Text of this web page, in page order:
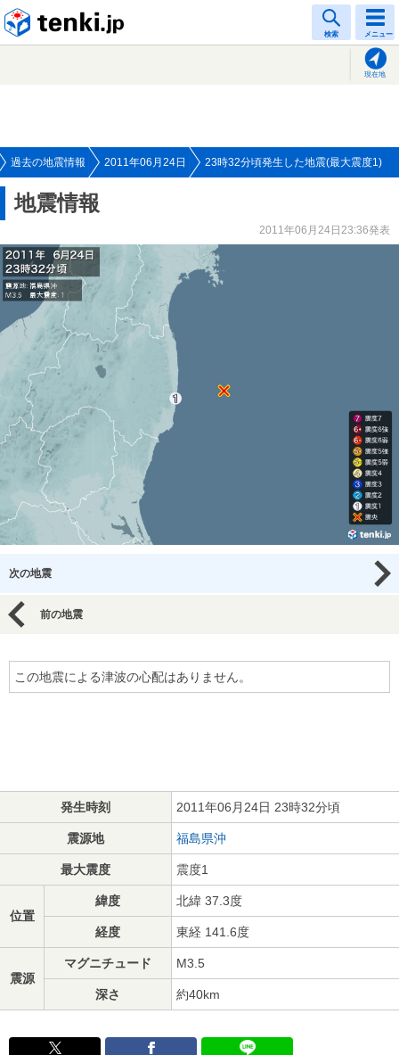
検索 メニュー
現在地
過去の地震情報 2011年06月24日 23時32分頃発生した地震(最大震度1)
地震情報
2011年06月24日23:36発表
次の地震
前の地震
この地震による津波の心配はありません。
発生時刻 2011年06月24日 23時32分頃
震源地 福島県沖
最大震度 震度1
位置
緯度 北緯 37.3度
経度 東経 141.6度
震源
マグニチュード M3.5
深さ 約40km